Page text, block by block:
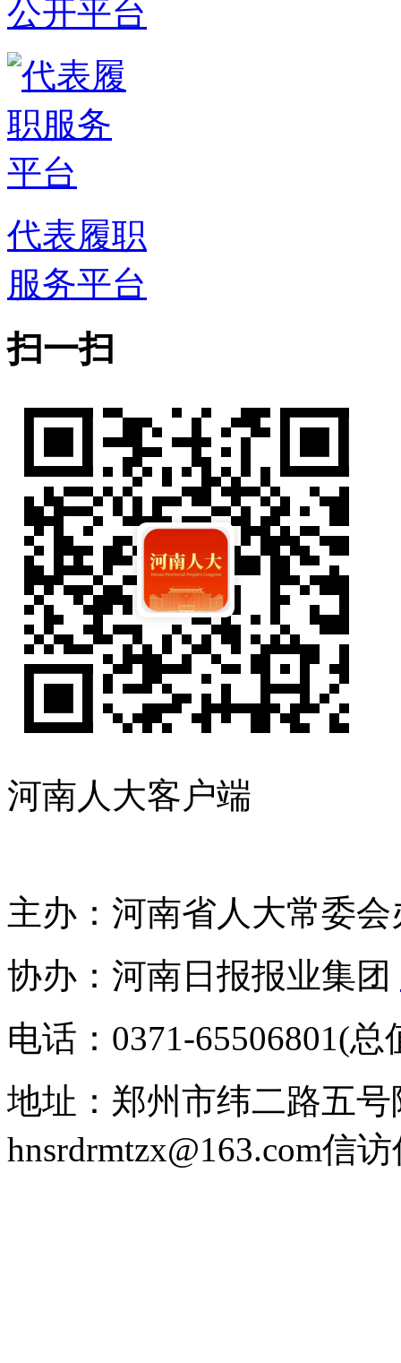
公开平台
代表履职
服务平台
扫一扫
河南人大客户端
主办：河南省人大常委
协办：河南日报报业集团
电话：0371-65506801(总
地址：郑州市纬二路五号
hnsrdrmtzx@163.com信访